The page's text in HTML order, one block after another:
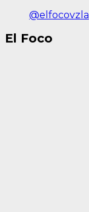
@elfocovzla
El Foco